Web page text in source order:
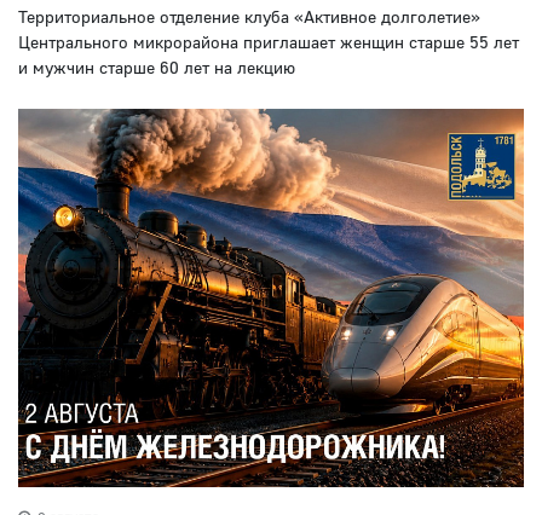
Территориальное отделение клуба «Активное долголетие»
Центрального микрорайона приглашает женщин старше 55 лет
и мужчин старше 60 лет на лекцию